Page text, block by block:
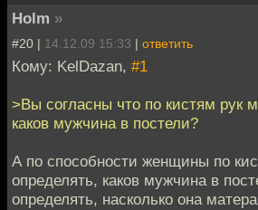
Holm »
#20 | 14.12.09 15:33 | ответить
Кому: KelDazan, #1
>Вы согласны что по кистям рук
каков мужчина в постели?
А по способности женщины по
определять, каков мужчина в
определять, насколько она